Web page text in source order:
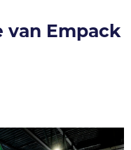
van Empack